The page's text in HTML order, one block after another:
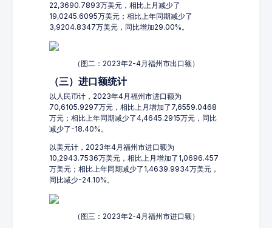
22,3690.7893万美元，相比上月减少了
19,0245.6095万美元；相比上年同期减少了
3,9204.8347万美元，同比增加29.00%。
（图二：2023年2-4月福州市出口额）
（三）进口额统计
以人民币计，2023年4月福州市进口额为
70,6105.9297万元，相比上月增加了7,6559.0468
万元；相比上年同期减少了4,4645.2915万元，同比
减少了-18.40%。
以美元计，2023年4月福州市进口额为
10,2943.7536万美元，相比上月增加了1,0696.457
万美元；相比上年同期减少了1,4639.9934万美元，
同比减少-24.10%。
（图三：2023年2-4月福州市进口额）